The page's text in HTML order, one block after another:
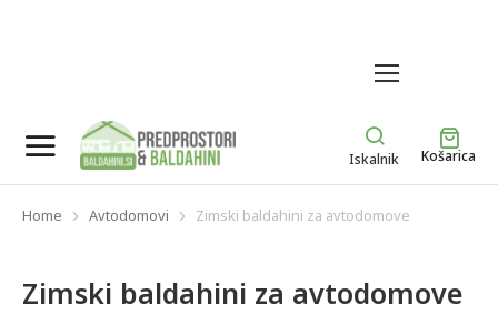
Iskalnik Košarica
You are here:
Home Avtodomovi Zimski baldahini za avtodomove
Zimski baldahini za avtodomove